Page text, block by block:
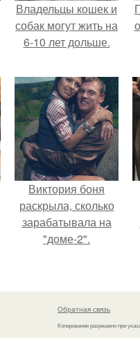
Владельцы кошек и
собак могут жить на
6-10 лет дольше.
Виктория боня
раскрыла, сколько
зарабатывала на
"доме-2".
Обратная связь
Копирование разрешено при